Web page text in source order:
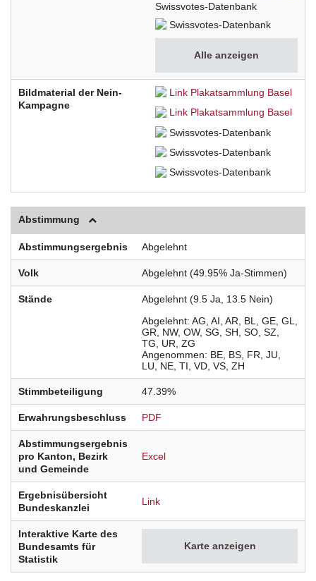
Swissvotes-Datenbank
Swissvotes-Datenbank
Alle anzeigen
Bildmaterial der Nein-
Kampagne
Link Plakatsammlung Basel
Link Plakatsammlung Basel
Swissvotes-Datenbank
Swissvotes-Datenbank
Swissvotes-Datenbank
Abstimmung
Abstimmungsergebnis Abgelehnt
Volk Abgelehnt (49.95% Ja-Stimmen)
Stände
Abgelehnt (9.5 Ja, 13.5 Nein)
Abgelehnt AG AI AR BL GE GL
GR
NW OW SG SH SO SZ
TG
UR ZG
Angenommen
BE BS FR JU
LU
NE TI VD VS ZH
Stimmbeteiligung 47.39%
Erwahrungsbeschluss PDF
Abstimmungsergebnis
pro Kanton, Bezirk
und Gemeinde
Excel
Ergebnisübersicht
Bundeskanzlei
Link
Interaktive Karte des
Bundesamts für
Statistik
Karte anzeigen